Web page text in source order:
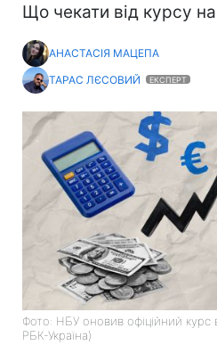
Що чекати від курсу
АНАСТАСІЯ МАЦЕПА
ТАРАС ЛЄСОВИЙ
ЕКСПЕРТ
Фото: НБУ оновив офіційний
РБК-Україна)